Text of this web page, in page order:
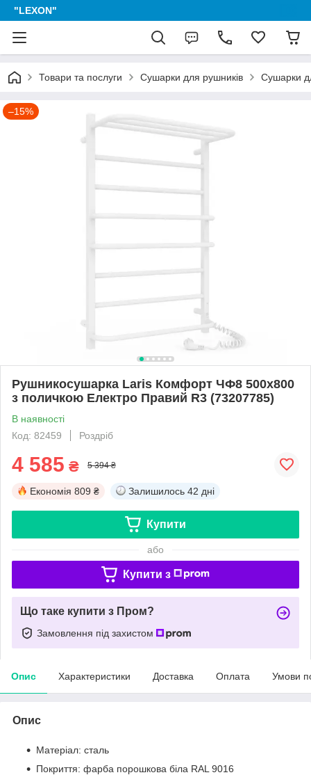
"LEXON"
Товари та послуги Сушарки для рушників Сушарки
–15%
Рушникосушарка Laris Комфорт ЧФ8 500х800
з поличкою Електро Правий R3 (73207785)
В наявності
Код: 82459
Роздріб
4 585 ₴ 5 394 ₴
Економія 809 ₴ Залишилось 42 дні
Купити
або
Купити з
Що таке купити з Пром?
Замовлення під захистом
Опис Характеристики Доставка Оплата Умови
Опис
Матеріал: сталь
Покриття: фарба порошкова біла RAL 9016